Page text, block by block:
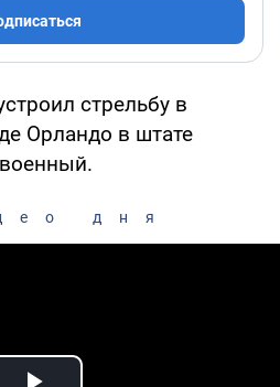
стрельбу в
Орландо в штате
дня